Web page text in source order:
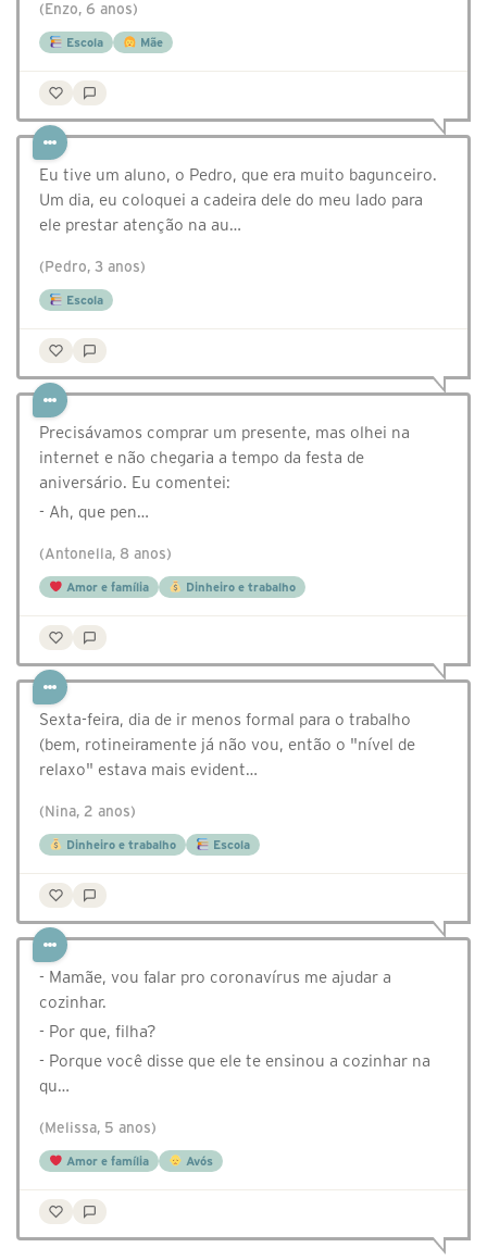
(Enzo, 6 anos)
Escola Mãe
Eu tive um aluno, o Pedro, que era muito bagunceiro.
Um dia, eu coloquei a cadeira dele do meu lado para
ele prestar atenção na au…
(Pedro, 3 anos)
Escola
Precisávamos comprar um presente, mas olhei na
internet e não chegaria a tempo da festa de
aniversário. Eu comentei:
- Ah, que pen…
(Antonella, 8 anos)
Amor e família Dinheiro e trabalho
Sexta-feira, dia de ir menos formal para o trabalho
(bem, rotineiramente já não vou, então o "nível de
relaxo" estava mais evident…
(Nina, 2 anos)
Dinheiro e trabalho Escola
- Mamãe, vou falar pro coronavírus me ajudar a
cozinhar.
- Por que, filha?
- Porque você disse que ele te ensinou a cozinhar na
qu…
(Melissa, 5 anos)
Amor e família Avós